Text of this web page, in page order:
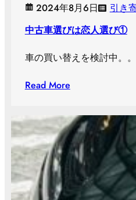
2024年8月6日 引き
中古車選びは恋人選び①
車の買い替えを検討中。
Read More